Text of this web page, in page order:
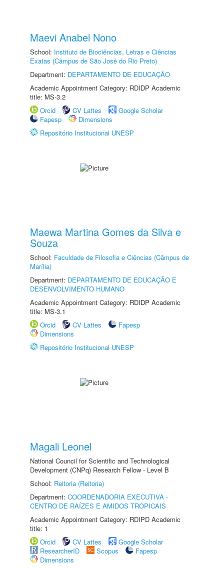
Maevi Anabel Nono
School: Instituto de Biociências, Letras e Ciências
Exatas (Câmpus de São José do Rio Preto)
Department: DEPARTAMENTO DE EDUCAÇÃO
Academic Appointment Category: RDIDP Academic
title: MS-3.2
Orcid
CV Lattes
Google Scholar
Fapesp
Dimensions
Repositório Institucional UNESP
Maewa Martina Gomes da Silva e
Souza
School: Faculdade de Filosofia e Ciências (Câmpus de
Marília)
Department: DEPARTAMENTO DE EDUCAÇÃO E
DESENVOLVIMENTO HUMANO
Academic Appointment Category: RDIDP Academic
title: MS-3.1
Orcid
CV Lattes
Fapesp
Dimensions
Repositório Institucional UNESP
Magali Leonel
National Council for Scientific and Technological
Development (CNPq) Research Fellow - Level B
School: Reitoria (Reitoria)
Department: COORDENADORIA EXECUTIVA -
CENTRO DE RAÍZES E AMIDOS TROPICAIS
Academic Appointment Category: RDIPD Academic
title: 1
Orcid
CV Lattes
Google Scholar
ResearcherID
Scopus
Fapesp
Dimensions